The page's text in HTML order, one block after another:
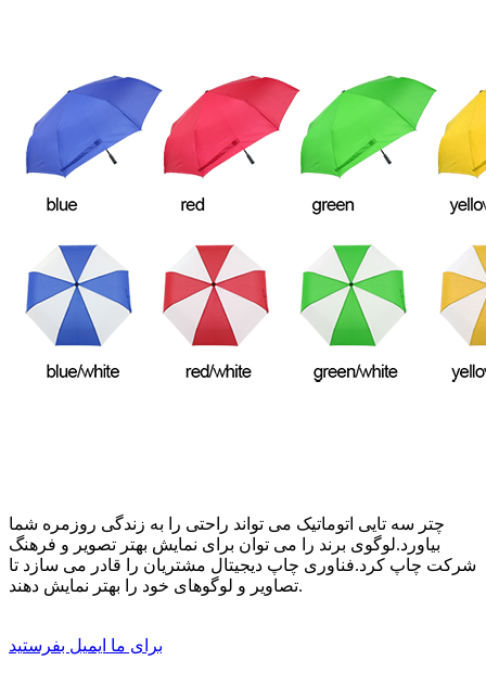
چتر سه تایی اتوماتیک می تواند راحتی را به زندگی روزمره شما
بیاورد.لوگوی برند را می توان برای نمایش بهتر تصویر و فرهنگ
شرکت چاپ کرد.فناوری چاپ دیجیتال مشتریان را قادر می سازد تا
تصاویر و لوگوهای خود را بهتر نمایش دهند.
برای ما ایمیل بفرستید